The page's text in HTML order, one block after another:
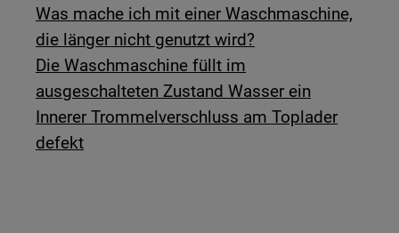
Was mache ich mit einer Waschmaschine,
die länger nicht genutzt wird?
Die Waschmaschine füllt im
ausgeschalteten Zustand Wasser ein
Innerer Trommelverschluss am Toplader
defekt